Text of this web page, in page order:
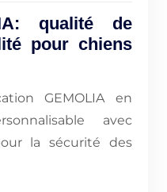
qualité de
pour chiens
GEMOLIA en
avec
la sécurité des